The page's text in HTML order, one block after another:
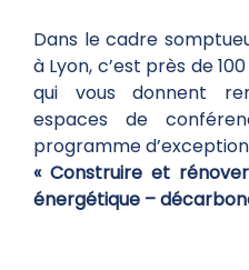
Dans le cadre
à Lyon, c’est près de
qui vous donnent
espaces de
programme
« Construire et
énergétique –